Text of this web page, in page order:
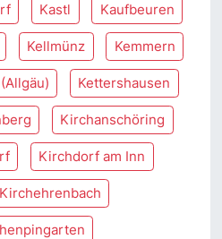
Kastl Kaufbeuren
Kellmünz Kemmern
Kettershausen
Kirchanschöring
Kirchdorf am Inn
Kirchehrenbach